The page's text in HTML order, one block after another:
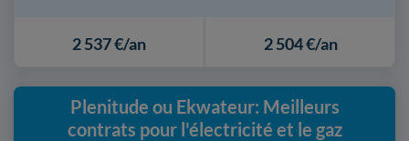
2 537 €/an 2 504 €/an
Plenitude ou Ekwateur: Meilleurs
contrats pour l'électricité et le gaz